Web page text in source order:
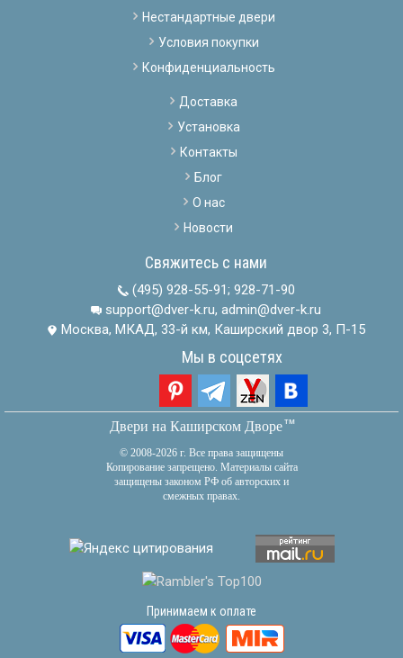
Нестандартные двери
Условия покупки
Конфиденциальность
Доставка
Установка
Контакты
Блог
О нас
Новости
Свяжитесь с нами
(495) 928-55-91; 928-71-90
support@dver-k.ru, admin@dver-k.ru
Москва, МКАД, 33-й км, Каширский двор 3, П-15
Мы в соцсетях
Двери на Каширском Дворетм
© 2008-2026 г. Все права защищены
Копирование запрещено. Материалы сайта
защищены законом РФ об авторских и
смежных правах.
Принимаем к оплате